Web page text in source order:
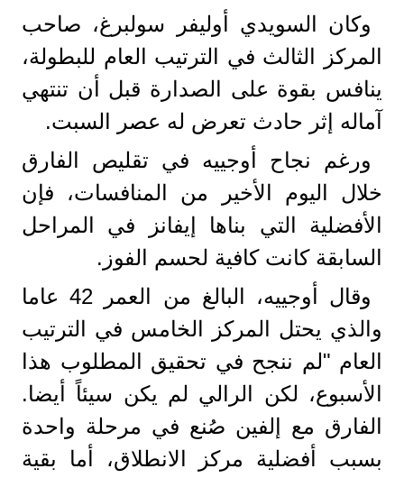
وكان السويدي أوليفر سولبرغ، صاحب
المركز الثالث في الترتيب العام للبطولة،
ينافس بقوة على الصدارة قبل أن تنتهي
آماله إثر حادث تعرض له عصر السبت.
ورغم نجاح أوجييه في تقليص الفارق
خلال اليوم الأخير من المنافسات، فإن
الأفضلية التي بناها إيفانز في المراحل
السابقة كانت كافية لحسم الفوز.
وقال أوجييه، البالغ من العمر 42 عاما
والذي يحتل المركز الخامس في الترتيب
العام "لم ننجح في تحقيق المطلوب هذا
الأسبوع، لكن الرالي لم يكن سيئاً أيضا.
الفارق مع إلفين صُنع في مرحلة واحدة
بسبب أفضلية مركز الانطلاق، أما بقية